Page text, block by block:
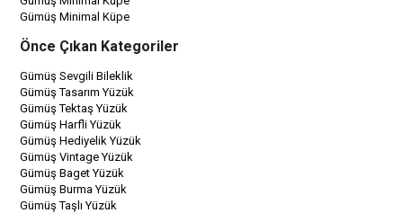
Gümüş Minimal Küpe
Önce Çıkan Kategoriler
Gümüş Sevgili Bileklik
Gümüş Tasarım Yüzük
Gümüş Tektaş Yüzük
Gümüş Harfli Yüzük
Gümüş Hediyelik Yüzük
Gümüş Vintage Yüzük
Gümüş Baget Yüzük
Gümüş Burma Yüzük
Gümüş Taşlı Yüzük